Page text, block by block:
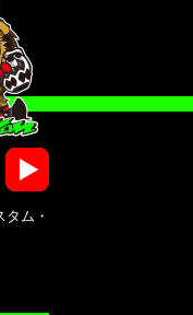
新車中古車販売｜広島市南